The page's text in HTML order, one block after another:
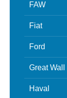
FAW
Fiat
Ford
Great Wall
Haval